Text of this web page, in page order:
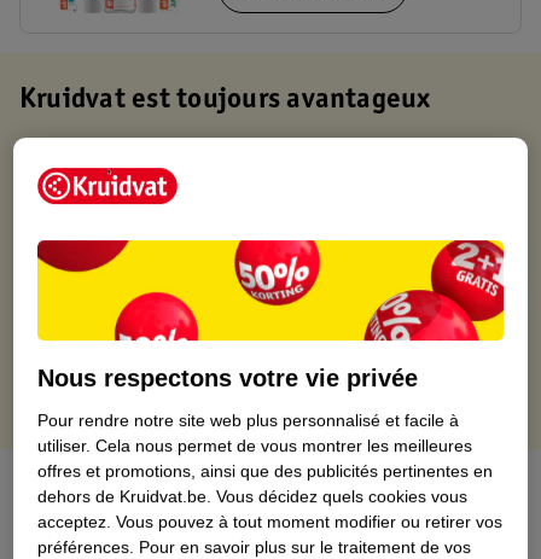
Kruidvat est toujours avantageux
toujours un magasin à proximité
Livraison à domicile gratuite à partir de 50 euros ou
livraison gratuite sur divers produits promotionnels
Retours gratuits dans un délai de 30 jours
Points gratuits avec ta carte Kruidvat
À propos de ce produit
Informations relatives au produit
Nous respectons votre vie privée
Pour rendre notre site web plus personnalisé et facile à
utiliser. Cela nous permet de vous montrer les meilleures
offres et promotions, ainsi que des publicités pertinentes en
dehors de Kruidvat.be. Vous décidez quels cookies vous
acceptez. Vous pouvez à tout moment modifier ou retirer vos
préférences. Pour en savoir plus sur le traitement de vos